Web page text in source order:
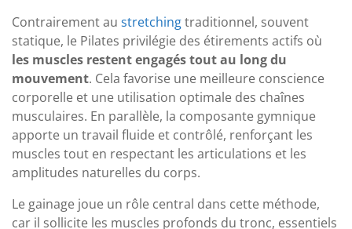
Contrairement au stretchingtraditionnel, souvent
statique, le Pilates privilégie des étirements actifs où
les muscles restent engagés tout au long du
mouvement. Cela favorise une meilleure conscience
corporelle et une utilisation optimale des chaînes
musculaires. En parallèle, la composante gymnique
apporte un travail fluide et contrôlé, renforçant les
muscles tout en respectant les articulations et les
amplitudes naturelles du corps.
Le gainage joue un rôle central dans cette méthode,
car il sollicite les muscles profonds du tronc, essentiels